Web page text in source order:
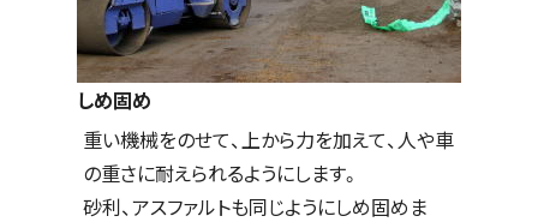
しめ固め
重い機械をのせて、上から力を加えて、人や車
の重さに耐えられるようにします。
砂利、アスファルトも同じようにしめ固めま